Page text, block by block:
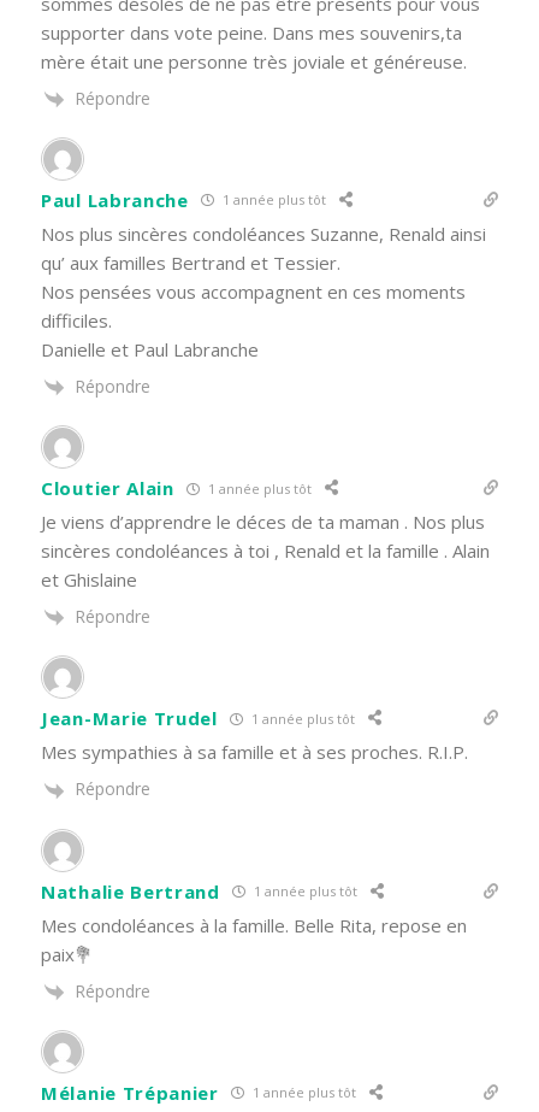
supporter dans vote peine. Dans mes souvenirs,ta
mère était une personne très joviale et généreuse.
Répondre
Paul Labranche 1 année plus tôt
Nos plus sincères condoléances Suzanne, Renald ainsi
qu’ aux familles Bertrand et Tessier.
Nos pensées vous accompagnent en ces moments
difficiles.
Danielle et Paul Labranche
Répondre
Cloutier Alain 1 année plus tôt
Je viens d’apprendre le déces de ta maman . Nos plus
sincères condoléances à toi , Renald et la famille . Alain
et Ghislaine
Répondre
Jean-Marie Trudel 1 année plus tôt
Mes sympathies à sa famille et à ses proches. R.I.P.
Répondre
Nathalie Bertrand 1 année plus tôt
Mes condoléances à la famille. Belle Rita, repose en
paix💐
Répondre
Mélanie Trépanier 1 année plus tôt